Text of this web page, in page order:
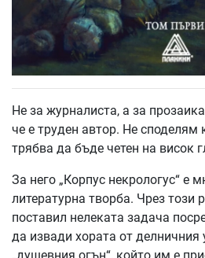
Не за журналиста, а за
че е труден автор. Не споделям
трябва да бъде четен на висок
За него „Корпус некрологус“ е
литературна творба. Чрез този
поставил нелеката задача
да извади хората от делничния